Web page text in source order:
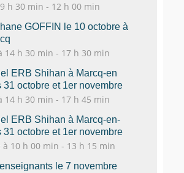
h 30 min - 12 h 00 min
GOFFIN le 10 octobre à
14 h 30 min - 17 h 30 min
ERB Shihan à Marcq-en
31 octobre et 1er novembre
14 h 30 min - 17 h 45 min
ERB Shihan à Marcq-en-
31 octobre et 1er novembre
10 h 00 min - 13 h 15 min
le 7 novembre